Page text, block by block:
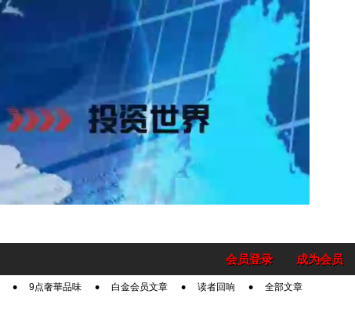
成为会员
会员登录
9点奢華品味 白金会员文章 读者回响 全部文章